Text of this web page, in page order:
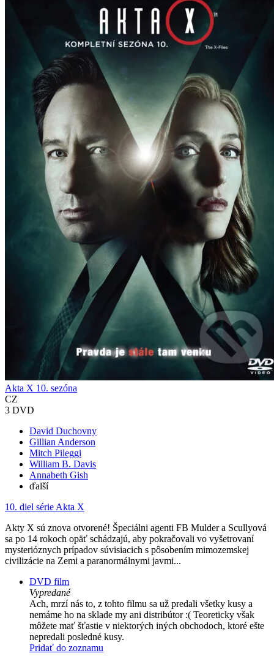
Akta X 10. sezóna
CZ
3 DVD
David Duchovny
Gillian Anderson
Mitch Pileggi
William B. Davis
Annabeth Gish
ďalší
10. diel série Akta X
Akty X sú znova otvorené! Špeciálni agenti FB Mulder a Scullyová
sa po 14 rokoch opäť schádzajú, aby pokračovali vo vyšetrovaní
mysterióznych prípadov súvisiacich s pôsobením mimozemskej
civilizácie na Zemi a paranormálnymi javmi...
DVD film
Vypredané
Ach, mrzí nás to, z tohto filmu sa už predali všetky kusy a
nemáme ho na sklade my ani distribútor :( Teoreticky však
môžete mať šťastie v niektorých iných obchodoch, ktoré ešte
nepredali posledné kusy.
Pridať do zoznamu